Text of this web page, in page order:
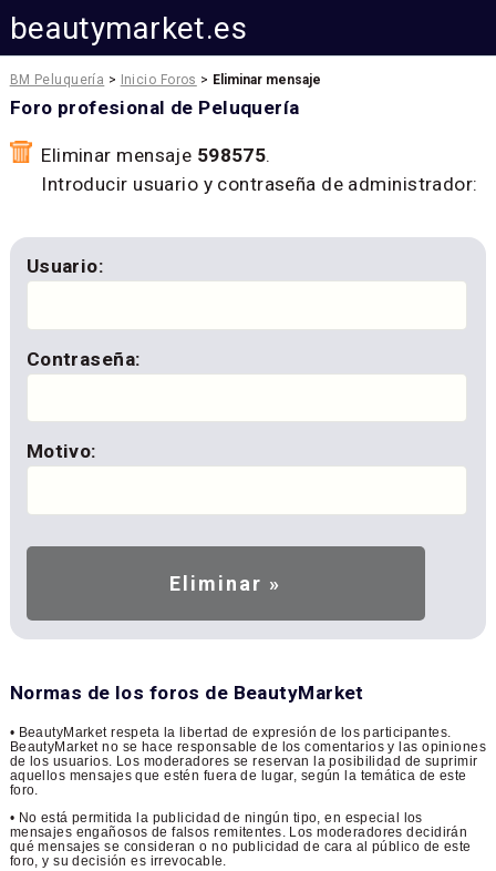
beautymarket.es
BM Peluquería > Inicio Foros > Eliminar mensaje
Foro profesional de Peluquería
Eliminar mensaje 598575.
Introducir usuario y contraseña de administrador:
Usuario:
Contraseña:
Motivo:
Normas de los foros de BeautyMarket
• BeautyMarket respeta la libertad de expresión de los participantes.
BeautyMarket no se hace responsable de los comentarios y las opiniones
de los usuarios. Los moderadores se reservan la posibilidad de suprimir
aquellos mensajes que estén fuera de lugar, según la temática de este
foro.
• No está permitida la publicidad de ningún tipo, en especial los
mensajes engañosos de falsos remitentes. Los moderadores decidirán
qué mensajes se consideran o no publicidad de cara al público de este
foro, y su decisión es irrevocable.